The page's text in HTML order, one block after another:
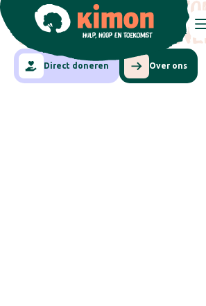
HULP, HOOP EN
VOOR KINDEREN
Direct doneren Over ons